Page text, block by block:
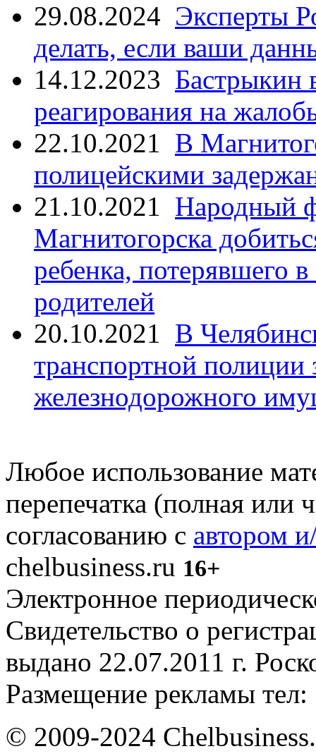
29.08.2024 Эксперты
делать, если ваши
14.12.2023 Бастрыкин
реагирования на
22.10.2021 В
полицейскими
21.10.2021 Народный
Магнитогорска
ребенка, потерявшего
родителей
20.10.2021 В
транспортной
железнодорожного
Любое использование
перепечатка (полная или
согласованию с автором
chelbusiness.ru 16+
Электронное
Свидетельство о
выдано 22.07.2011 г.
Размещение рекламы
© 2009-2024